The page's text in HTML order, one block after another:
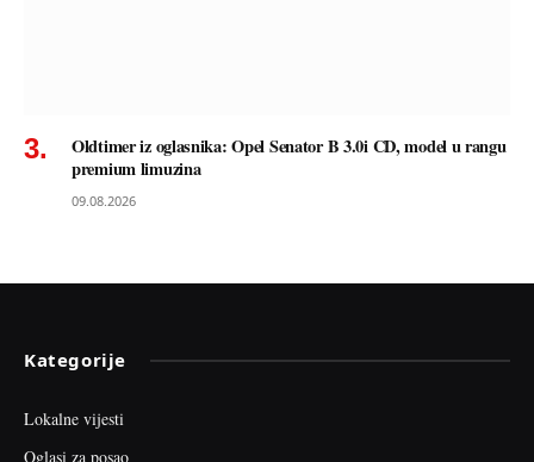
Oldtimer iz oglasnika: Opel Senator B 3.0i CD, model u rangu
premium limuzina
09.08.2026
Kategorije
Lokalne vijesti
Oglasi za posao